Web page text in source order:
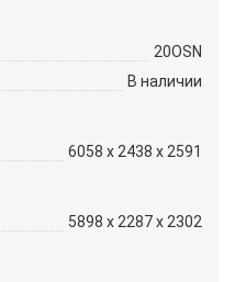
20OSN
В наличии
6058 x 2438 x 2591
5898 x 2287 x 2302